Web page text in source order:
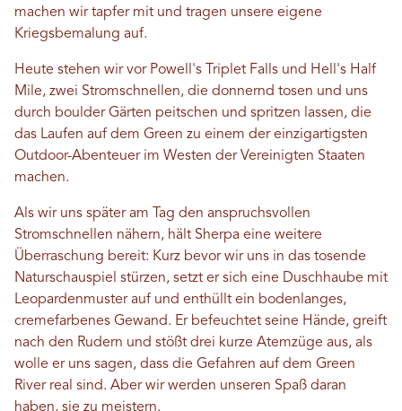
machen wir tapfer mit und tragen unsere eigene
Kriegsbemalung auf.
Heute stehen wir vor Powell's Triplet Falls und Hell's Half
Mile, zwei Stromschnellen, die donnernd tosen und uns
durch boulder Gärten peitschen und spritzen lassen, die
das Laufen auf dem Green zu einem der einzigartigsten
Outdoor-Abenteuer im Westen der Vereinigten Staaten
machen.
Als wir uns später am Tag den anspruchsvollen
Stromschnellen nähern, hält Sherpa eine weitere
Überraschung bereit: Kurz bevor wir uns in das tosende
Naturschauspiel stürzen, setzt er sich eine Duschhaube mit
Leopardenmuster auf und enthüllt ein bodenlanges,
cremefarbenes Gewand. Er befeuchtet seine Hände, greift
nach den Rudern und stößt drei kurze Atemzüge aus, als
wolle er uns sagen, dass die Gefahren auf dem Green
River real sind. Aber wir werden unseren Spaß daran
haben, sie zu meistern.